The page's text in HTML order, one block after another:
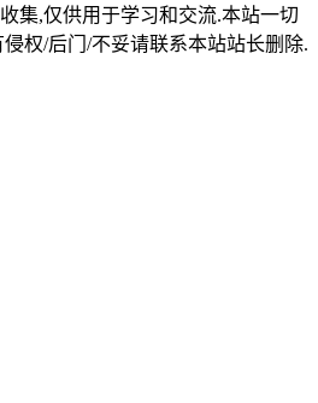
集,仅供用于学习和交流.本站一切
权/后门/不妥请联系本站站长删除.